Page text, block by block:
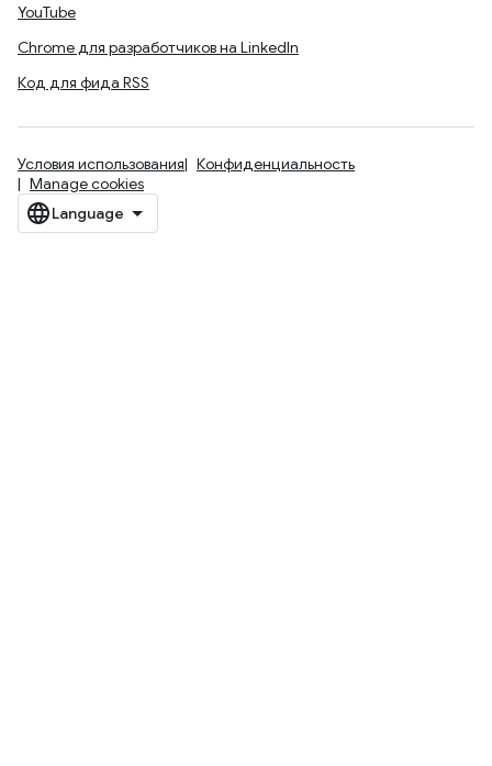
YouTube
Chrome для разработчиков на LinkedIn
Код для фида RSS
Условия использования
Конфиденциальность
Manage cookies